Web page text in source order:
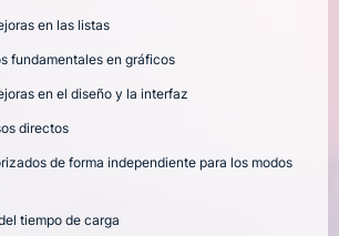
en las listas
fundamentales en gráficos
en el diseño y la interfaz
directos
de forma independiente para los modos
tiempo de carga